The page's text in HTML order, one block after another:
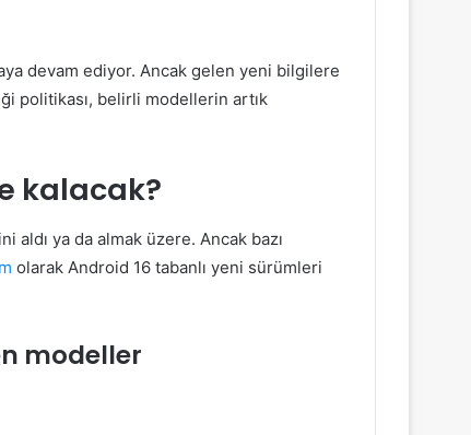
devam ediyor. Ancak gelen yeni bilgilere
politikası, belirli modellerin artık
kalacak?
aldı ya da almak üzere. Ancak bazı
olarak Android 16 tabanlı yeni sürümleri
modeller